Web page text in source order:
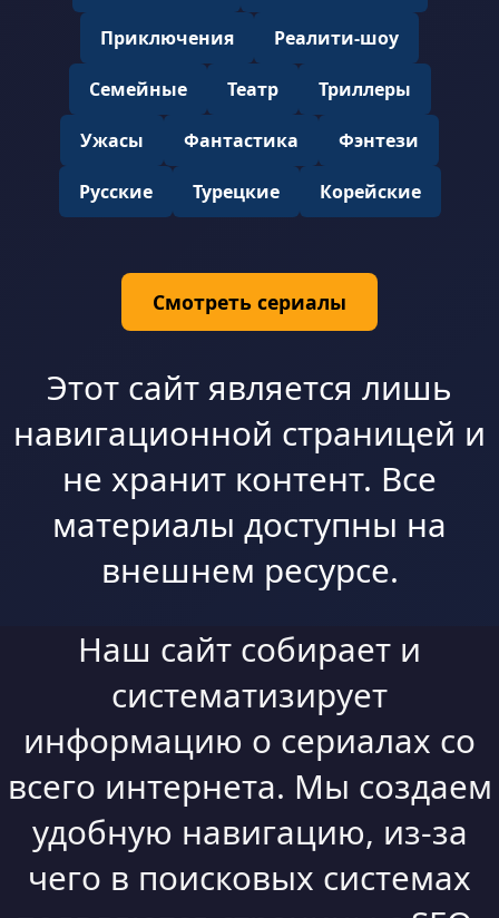
Приключения Реалити-шоу
Семейные Театр Триллеры
Ужасы Фантастика Фэнтези
Русские Турецкие Корейские
Смотреть сериалы
Этот сайт является лишь
навигационной страницей и
не хранит контент. Все
материалы доступны на
внешнем ресурсе.
Наш сайт собирает и
систематизирует
информацию о сериалах со
всего интернета. Мы создаем
удобную навигацию, из-за
чего в поисковых системах